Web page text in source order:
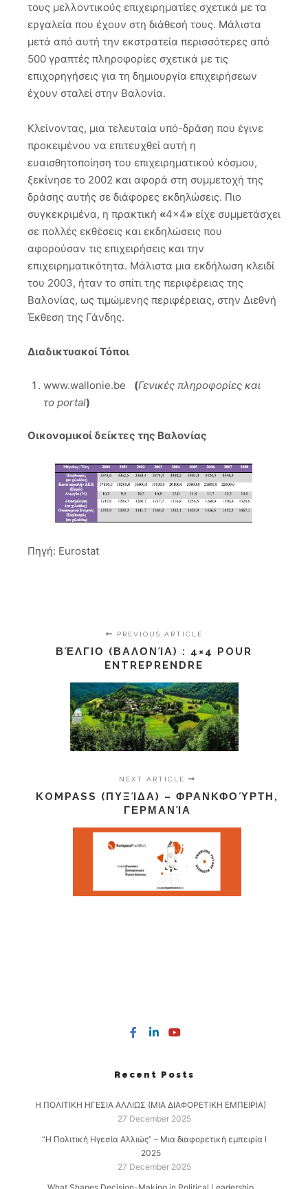
τους μελλοντικούς επιχειρηματίες σχετικά με τα
εργαλεία που έχουν στη διάθεσή τους. Μάλιστα
μετά από αυτή την εκστρατεία περισσότερες από
500 γραπτές πληροφορίες σχετικά με τις
επιχορηγήσεις για τη δημιουργία επιχειρήσεων
έχουν σταλεί στην Βαλονία.
Κλείνοντας, μια τελευταία υπό-δράση που έγινε
προκειμένου να επιτευχθεί αυτή η
ευαισθητοποίηση του επιχειρηματικού κόσμου,
ξεκίνησε το 2002 και αφορά στη συμμετοχή της
δράσης αυτής σε διάφορες εκδηλώσεις. Πιο
συγκεκριμένα, η πρακτική «4×4» είχε συμμετάσχει
σε πολλές εκθέσεις και εκδηλώσεις που
αφορούσαν τις επιχειρήσεις και την
επιχειρηματικότητα. Μάλιστα μια εκδήλωση κλειδί
του 2003, ήταν το σπίτι της περιφέρειας της
Βαλονίας, ως τιμώμενης περιφέρειας, στην Διεθνή
Έκθεση της Γάνδης.
Διαδικτυακοί Τόποι
www.wallonie.be (Γενικές πληροφορίες και
το portal)
Οικονομικοί δείκτες της Βαλονίας
Πηγή: Eurostat
PREVIOUS ARTICLE
ΒΈΛΓΙΟ (ΒΑΛΟΝΊΑ) : 4×4 POUR
ENTREPRENDRE
NEXT ARTICLE
ΚOMPASS (ΠΥΞΊΔΑ) – ΦΡΑΝΚΦΟΎΡΤΗ,
ΓΕΡΜΑΝΊΑ
Recent Posts
Η ΠΟΛΙΤΙΚΗ ΗΓΕΣΙΑ ΑΛΛΙΩΣ (ΜΙΑ ΔΙΑΦΟΡΕΤΙΚΗ ΕΜΠΕΙΡΙΑ)
27 December 2025
“Η Πολιτική Ηγεσία Αλλιώς” – Μια διαφορετική εμπειρία Ι
2025
27 December 2025